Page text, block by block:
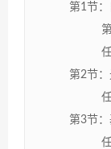
第1节
第2节
第3节